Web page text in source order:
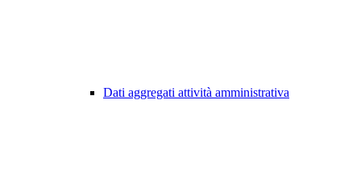
Dati aggregati attività amministrativa